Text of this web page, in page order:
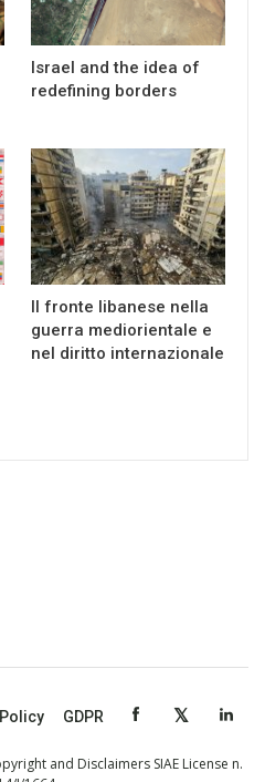
Israel and the idea of
redefining borders
Il fronte libanese nella
guerra mediorientale e
nel diritto internazionale
GDPR
and Disclaimers SIAE License n.